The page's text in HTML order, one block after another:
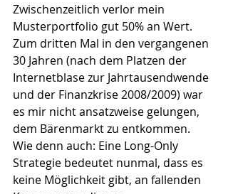
Zwischenzeitlich verlor mein
Musterportfolio gut 50% an Wert.
Zum dritten Mal in den vergangenen
30 Jahren (nach dem Platzen der
Internetblase zur Jahrtausendwende
und der Finanzkrise 2008/2009) war
es mir nicht ansatzweise gelungen,
dem Bärenmarkt zu entkommen.
Wie denn auch: Eine Long-Only
Strategie bedeutet nunmal, dass es
keine Möglichkeit gibt, an fallenden